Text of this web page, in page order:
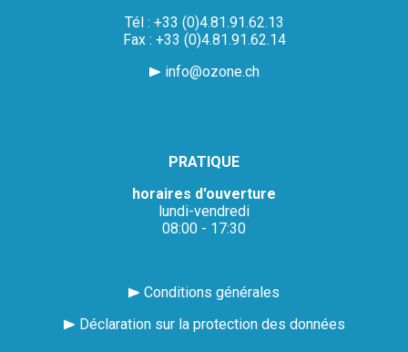
Tél : +33 (0)4.81.91.62.13
Fax : +33 (0)4.81.91.62.14
info@ozone.ch
PRATIQUE
horaires d'ouverture
lundi-vendredi
08:00 - 17:30
Conditions générales
Déclaration sur la protection des données